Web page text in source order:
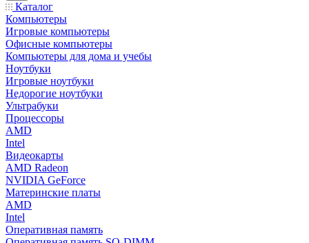
Каталог
Компьютеры
Игровые компьютеры
Офисные компьютеры
Компьютеры для дома и учебы
Ноутбуки
Игровые ноутбуки
Недорогие ноутбуки
Ультрабуки
Процессоры
AMD
Intel
Видеокарты
AMD Radeon
NVIDIA GeForce
Материнские платы
AMD
Intel
Оперативная память